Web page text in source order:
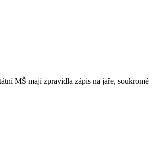
MŠ mají zpravidla zápis na jaře, soukromé